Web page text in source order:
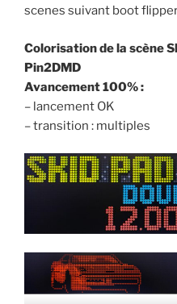
scenes suivant boot
Colorisation de la scène
Pin2DMD
Avancement 100% :
– lancement OK
– transition : multiples